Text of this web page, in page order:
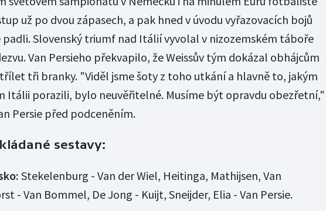
už po dvou zápasech, a pak hned v úvodu vyřazovacích bojů
padli. Slovenský triumf nad Itálií vyvolal v nizozemském táboře
Van Persieho překvapilo, že Weissův tým dokázal obhájcům
tři branky. "Viděl jsme šoty z toho utkání a hlavně to, jakým
Itálii porazili, bylo neuvěřitelné. Musíme být opravdu obezřetní,"
Persie před podceněním.
sestavy:
Stekelenburg - Van der Wiel, Heitinga, Mathijsen, Van
- Van Bommel, De Jong - Kuijt, Sneijder, Elia - Van Persie.